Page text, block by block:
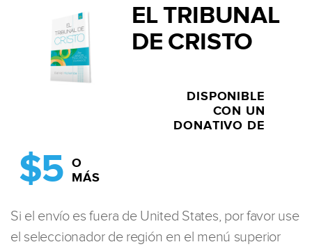
EL TRIBUNAL
DE CRISTO
DISPONIBLE
CON UN
DONATIVO DE
$5 O
MÁS
Si el envío es fuera de United States, por favor use
el seleccionador de región en el menú superior